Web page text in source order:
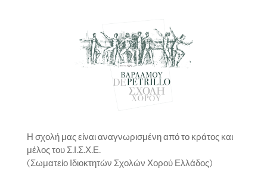
Η σχολή μας είναι αναγνωρισμένη από το κράτος και
μέλος του Σ.Ι.Σ.Χ.Ε.
(Σωματείο Ιδιοκτητών Σχολών Χορού Ελλάδος)